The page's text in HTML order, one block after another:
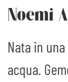
Noemi
Nata in
acqua.